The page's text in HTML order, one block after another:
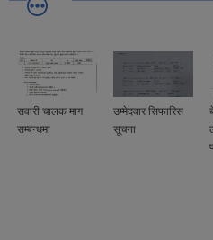
सवारी चालक माग
सम्बन्धमा
उम्मेदवार सिफारिस
सूचना